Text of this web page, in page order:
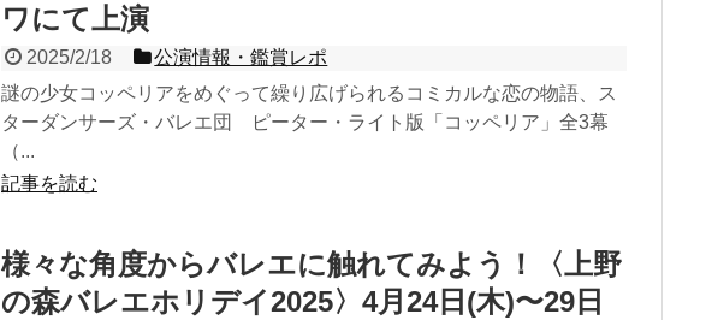
ワにて上演
2025/2/18
公演情報・鑑賞レポ
謎の少女コッペリアをめぐって繰り広げられるコミカルな恋の物語、ス
ターダンサーズ・バレエ団 ピーター・ライト版「コッペリア」全3幕
（...
記事を読む
様々な角度からバレエに触れてみよう！〈上野
の森バレエホリデイ2025〉4月24日(木)〜29日